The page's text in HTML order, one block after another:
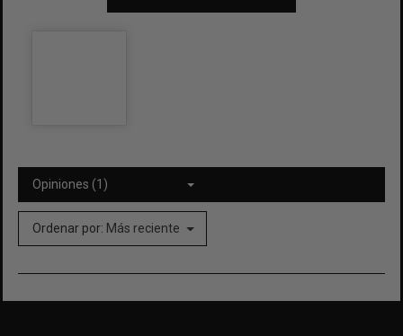
Opiniones (1)
Ordenar por: Más reciente